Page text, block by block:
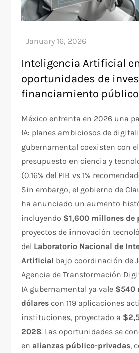
Inteligencia Artificial
oportunidades de
financiamiento público
México enfrenta en 2026 una
IA: planes ambiciosos de
gubernamental coexisten con
presupuesto en ciencia y
(0.16% del PIB vs 1%
Sin embargo, el gobierno de
ha anunciado un aumento
incluyendo $1,600 millones de
proyectos de innovación
del Laboratorio Nacional de
Artificial bajo coordinación de
Agencia de Transformación
IA gubernamental ya vale $540
dólares con 119 aplicaciones
instituciones, proyectado a
2028. Las oportunidades se
en alianzas público-privadas,